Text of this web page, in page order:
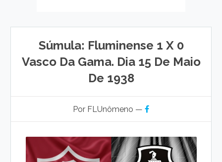
Súmula: Fluminense 1 X 0
Vasco Da Gama. Dia 15 De Maio
De 1938
Por FLUnômeno —